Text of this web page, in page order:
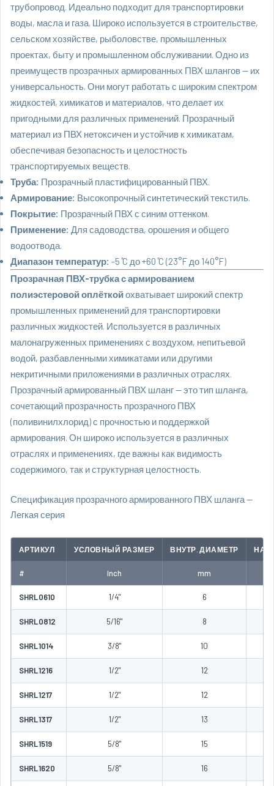
трубопровод. Идеально подходит для транспортировки
воды, масла и газа. Широко используется в строительстве,
сельском хозяйстве, рыболовстве, промышленных
проектах, быту и промышленном обслуживании. Одно из
преимуществ прозрачных армированных ПВХ шлангов — их
универсальность. Они могут работать с широким спектром
жидкостей, химикатов и материалов, что делает их
пригодными для различных применений. Прозрачный
материал из ПВХ нетоксичен и устойчив к химикатам,
обеспечивая безопасность и целостность
транспортируемых веществ.
Труба: Прозрачный пластифицированный ПВХ.
Армирование: Высокопрочный синтетический текстиль.
Покрытие: Прозрачный ПВХ с синим оттенком.
Применение: Для садоводства, орошения и общего
водоотвода.
Диапазон температур: -5 ̊C до +60 ̊C (23°F до 140°F)
Прозрачная ПВХ-трубка с армированием
полиэстеровой оплёткойохватывает широкий спектр
промышленных применений для транспортировки
различных жидкостей. Используется в различных
малонагруженных применениях с воздухом, непитьевой
водой, разбавленными химикатами или другими
некритичными приложениями в различных отраслях.
Прозрачный армированный ПВХ шланг — это тип шланга,
сочетающий прозрачность прозрачного ПВХ
(поливинилхлорид) с прочностью и поддержкой
армирования. Он широко используется в различных
отраслях и применениях, где важны как видимость
содержимого, так и структурная целостность.
Спецификация прозрачного армированного ПВХ шланга —
Легкая серия
АРТИКУЛ УСЛОВНЫЙ РАЗМЕР ВНУТР. ДИАМЕТР
# Inch mm
SHRL0610 1/4" 6
SHRL0812 5/16" 8
SHRL1014 3/8" 10
SHRL1216 1/2" 12
SHRL1217 1/2" 12
SHRL1317 1/2" 13
SHRL1519 5/8" 15
SHRL1620 5/8" 16